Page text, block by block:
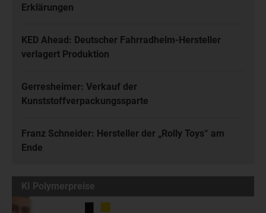
Erklärungen
KED Ahead: Deutscher Fahrradhelm-Hersteller
verlagert Produktion
Gerresheimer: Verkauf der
Kunststoffverpackungssparte
Franz Schneider: Hersteller der „Rolly Toys“ am
Ende
KI Polymerpreise